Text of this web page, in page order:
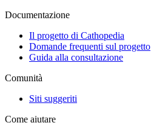
Documentazione
Il progetto di Cathopedia
Domande frequenti sul progetto
Guida alla consultazione
Comunità
Siti suggeriti
Come aiutare